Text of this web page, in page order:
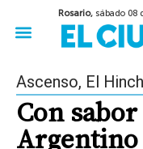
Rosario, sábado 08
Ascenso, El
Con